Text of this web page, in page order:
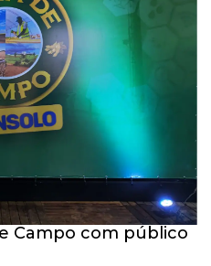
Campo com público